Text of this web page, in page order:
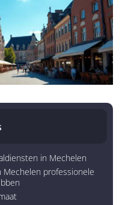
in Mechelen
Mechelen professionele